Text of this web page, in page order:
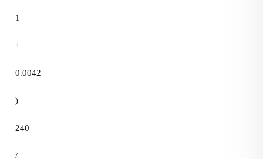
1
+
0.0042
)
240
/